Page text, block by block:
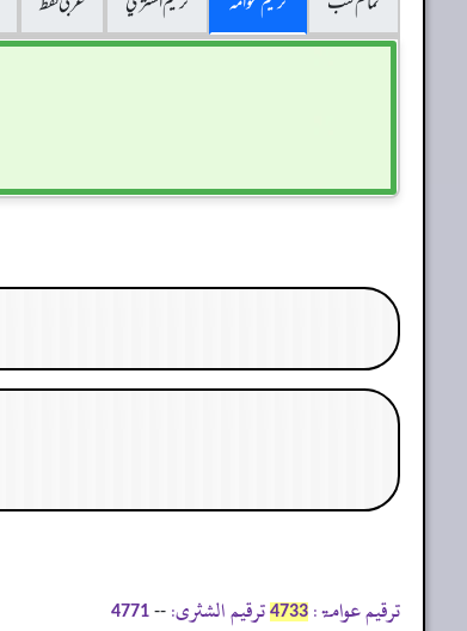
ترقیم عوامۃ: 4733 ترقیم الشثری: --
4771